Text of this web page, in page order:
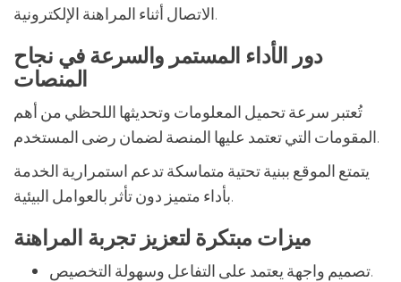
الاتصال أثناء المراهنة الإلكترونية.
دور الأداء المستمر والسرعة في نجاح
المنصات
تُعتبر سرعة تحميل المعلومات وتحديثها اللحظي من أهم
المقومات التي تعتمد عليها المنصة لضمان رضى المستخدم.
يتمتع الموقع ببنية تحتية متماسكة تدعم استمرارية الخدمة
بأداء متميز دون تأثر بالعوامل البيئية.
ميزات مبتكرة لتعزيز تجربة المراهنة
تصميم واجهة يعتمد على التفاعل وسهولة التخصيص.